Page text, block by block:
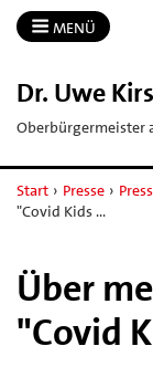
MENÜ
Dr.​ Uwe
Oberbürgermeister
Start › Presse ›
"Covid Kids …
Über
"Covid